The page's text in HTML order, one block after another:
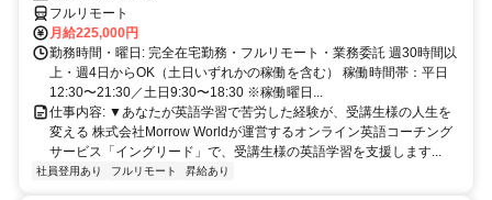
フルリモート
月給225,000円
勤務時間・曜日: 完全在宅勤務・フルリモート・業務委託 週30時間以
上・週4日からOK（土日いずれかの稼働を含む） 稼働時間帯：平日
12:30〜21:30／土日9:30〜18:30 ※稼働曜日...
仕事内容: ▼あなたが英語学習で苦労した経験が、受講生様の人生を
変える 株式会社Morrow Worldが運営するオンライン英語コーチング
サービス「イングリード」で、受講生様の英語学習を支援します...
社員登用あり フルリモート 昇給あり